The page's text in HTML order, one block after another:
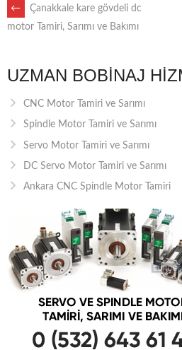
POST
←
Çanakkale kare gövdeli dc
motor Tamiri, Sarımı ve Bakımı
UZMAN BOBINAJ
CNC Motor Tamiri ve Sarımı
Spindle Motor Tamiri ve Sarımı
Servo Motor Tamiri ve Sarımı
DC Servo Motor Tamiri ve Sarımı
Ankara CNC Spindle Motor Tamiri